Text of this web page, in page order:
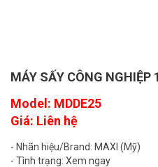
MÁY SẤY CÔNG NGHIỆP
Model: MDDE25
Giá: Liên hệ
- Nhãn hiệu/Brand: MAXI (Mỹ)
- Tình trạng: Xem ngay